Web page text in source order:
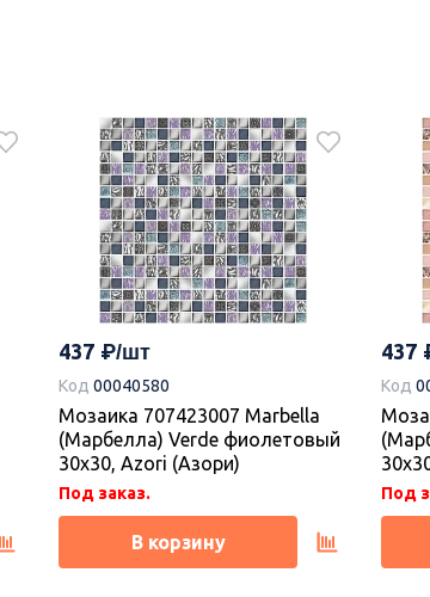
437
Код 00040580
Мозаика 707423007 Marbella
(Марбелла) Verde фиолетовый
30х30, Azori (Азори)
Под заказ.
В корзину
437
Код
Под